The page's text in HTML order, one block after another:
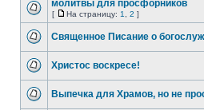
молитвы для просфорников
[ На страницу: 1 2 ]
Священное Писание о
Христос воскресе!
Выпечка для Храмов, но не